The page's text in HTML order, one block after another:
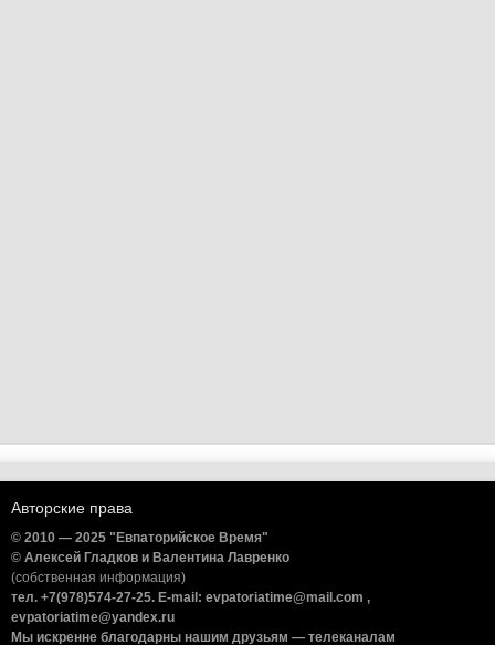
Авторские права
© 2010 — 2025 "Евпаторийское Время"
© Алексей Гладков и Валентина Лавренко
(собственная информация)
тел. +7(978)574-27-25. E-mail: evpatoriatime@mail.com ,
evpatoriatime@yandex.ru
Мы искренне благодарны нашим друзьям — телеканалам